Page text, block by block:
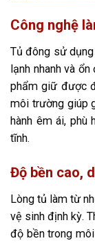
Công nghệ
Tủ đông sử
lạnh nhanh và
phẩm giữ được
môi trường giúp
hành êm ái, phù
tĩnh.
Độ bền cao,
Lòng tủ làm từ
vệ sinh định kỳ.
độ bền trong